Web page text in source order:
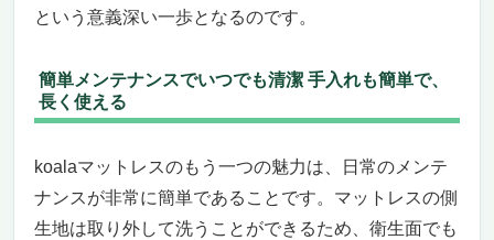
という意義深い一歩となるのです。
簡単メンテナンスでいつでも清潔 手入れも簡単で、
長く使える
koalaマットレスのもう一つの魅力は、日常のメンテ
ナンスが非常に簡単であることです。マットレスの側
生地は取り外して洗うことができるため、衛生面でも